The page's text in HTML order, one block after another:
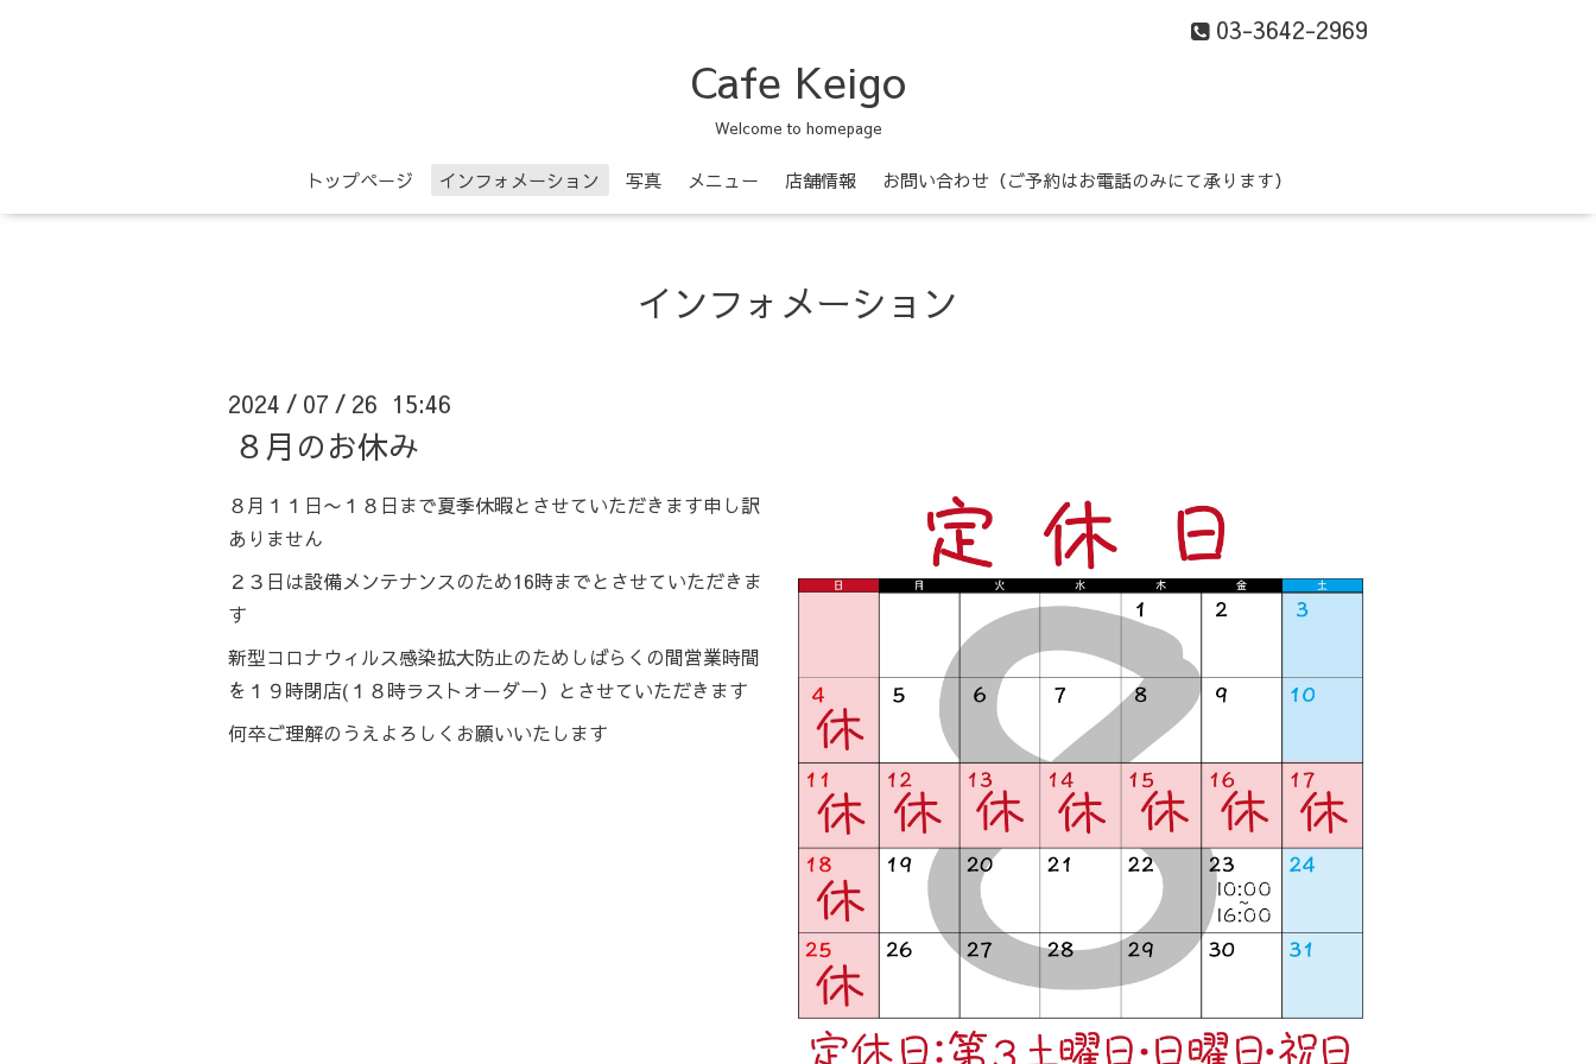
03-3642-2969
Cafe Keigo
Welcome to homepage
トップページ インフォメーション 写真 メニュー 店舗情報 お問い合わせ（ご予約はお電話のみにて承ります）
インフォメーション
2024 / 07 / 26 15:46
８月のお休み
８月１１日〜１８日まで夏季休暇とさせていただきます申し訳
ありません
２３日は設備メンテナンスのため16時までとさせていただきま
す
新型コロナウィルス感染拡大防止のためしばらくの間営業時間
を１９時閉店(１８時ラストオーダー）とさせていただきます
何卒ご理解のうえよろしくお願いいたします